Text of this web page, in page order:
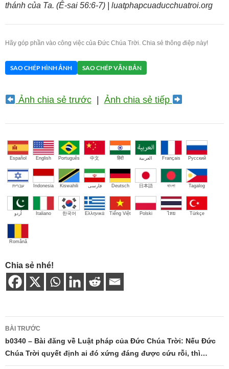
thánh của Ta. (Ê-sai 56:6-7) | luatphapcuaducchuatroi.org
Hãy góp phần vào công việc của Đức Chúa Trời. Chia sẻ thông điệp này!
SAO CHÉP HÌNH ẢNH SAO CHÉP VĂN BẢN
Ảnh chia sẻ trước| Ảnh chia sẻ tiếp
Español English Português 中文 हिंदी العربية Français Русский
עברית Indonesia Kiswahili فارسی Deutsch 日本語 বাংলা Tagalog
اُردو Italiano 한국어 Ελληνικά Tiếng Việt Polski ไทย Türkçe
Română
Chia sẻ nhé!
Điều
hướng
bài
BÀI TRƯỚC
b0340 – Bài đăng về Luật pháp của Đức Chúa Trời: Nếu Đức
Chúa Trời quyết định ai đó xứng đáng được cứu rỗi, thì…